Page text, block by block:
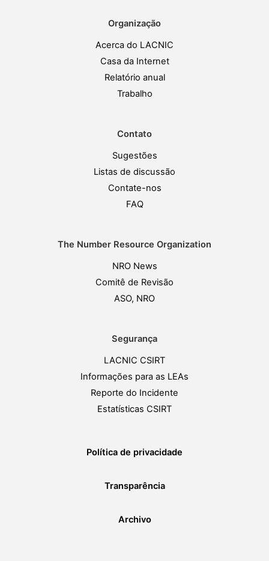
Organização
Acerca do LACNIC
Casa da Internet
Relatório anual
Trabalho
Contato
Sugestões
Listas de discussão
Contate-nos
FAQ
The Number Resource Organization
NRO News
Comitê de Revisão
ASO, NRO
Segurança
LACNIC CSIRT
Informações para as LEAs
Reporte do Incidente
Estatísticas CSIRT
Política de privacidade
Transparência
Archivo